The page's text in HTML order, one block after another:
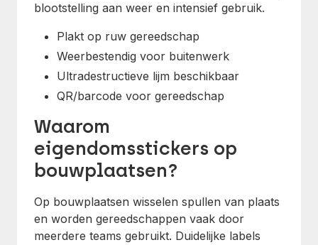
blootstelling aan weer en intensief gebruik.
Plakt op ruw gereedschap
Weerbestendig voor buitenwerk
Ultradestructieve lijm beschikbaar
QR/barcode voor gereedschap
Waarom
eigendomsstickers op
bouwplaatsen?
Op bouwplaatsen wisselen spullen van plaats
en worden gereedschappen vaak door
meerdere teams gebruikt. Duidelijke labels